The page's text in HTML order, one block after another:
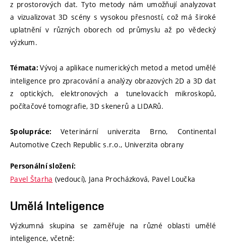
z prostorových dat. Tyto metody nám umožňují analyzovat
a vizualizovat 3D scény s vysokou přesností, což má široké
uplatnění v různých oborech od průmyslu až po vědecký
výzkum.
Témata:Vývoj a aplikace numerických metod a metod umělé
inteligence pro zpracování a analýzy obrazových 2D a 3D dat
z optických, elektronových a tunelovacích mikroskopů,
počítačové tomografie, 3D skenerů a LIDARů.
Spolupráce:Veterinární univerzita Brno, Continental
Automotive Czech Republic s.r.o., Univerzita obrany
Personální složení:
Pavel Štarha (vedoucí), Jana Procházková, Pavel Loučka
Umělá Inteligence
Výzkumná skupina se zaměřuje na různé oblasti umělé
inteligence, včetně: